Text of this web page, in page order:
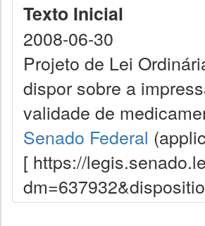
Texto Inicial
2008-06-30
Projeto de Lei
dispor sobre a
validade de
Senado Federal
[ https://